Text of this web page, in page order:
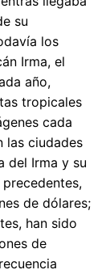
su
los
Irma, el
año,
tropicales
cada
las ciudades
del Irma y su
de dólares;
han sido
de